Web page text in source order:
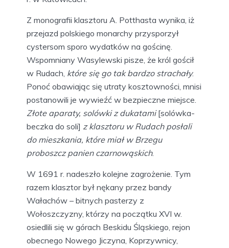
Z monografii klasztoru A. Potthasta wynika, iż
przejazd polskiego monarchy przysporzył
cystersom sporo wydatków na gościnę.
Wspomniany Wasylewski pisze, że król gościł
w Rudach, które się go tak bardzo strachały.
Ponoć obawiając się utraty kosztowności, mnisi
postanowili je wywieźć w bezpieczne miejsce.
Złote aparaty, solówki z dukatami[solówka-
beczka do soli] z klasztoru w Rudach posłali
do mieszkania, które miał w Brzegu
proboszcz panien czarnowąskich.
W 1691 r. nadeszło kolejne zagrożenie. Tym
razem klasztor był nękany przez bandy
Wałachów – bitnych pasterzy z
Wołoszczyzny, którzy na początku XVI w.
osiedlili się w górach Beskidu Śląskiego, rejon
obecnego Nowego Jiczyna, Koprzywnicy,